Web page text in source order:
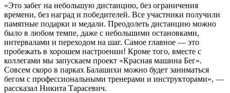
«Это забег на небольшую дистанцию, без ограничения
времени, без наград и победителей. Все участники получили
памятные подарки и медали. Преодолеть дистанцию можно
было в любом темпе, даже с небольшими остановками,
интервалами и переходом на шаг. Самое главное — это
пробежать в хорошем настроении! Кроме того, вместе с
коллегами мы запускаем проект «Красная машина Бег».
Совсем скоро в парках Балашихи можно будет заниматься
бегом с профессиональными тренерами и инструкторами», —
рассказал Никита Тарасевич.